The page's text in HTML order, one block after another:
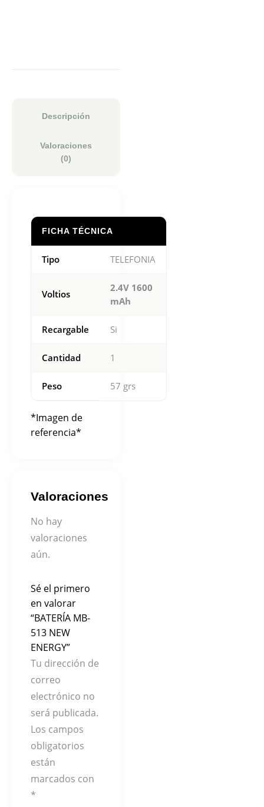
Descripción
Valoraciones
(0)
FICHA TÉCNICA
Tipo TELEFONIA
Voltios
2.4V 1600
mAh
Recargable Si
Cantidad 1
Peso 57 grs
*Imagen de
referencia*
Valoraciones
No hay
valoraciones
aún.
Sé el primero
en valorar
“BATERÍA MB-
513 NEW
ENERGY”
Tu dirección de
correo
electrónico no
será publicada.
Los campos
obligatorios
están
marcados con
*